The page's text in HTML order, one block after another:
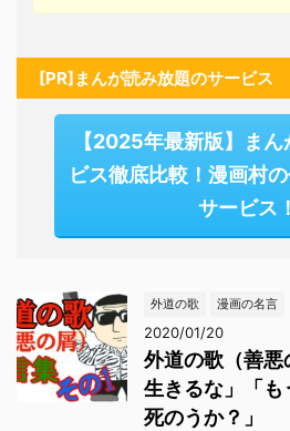
[PR]まんが読み放題のサービス
【2025年最新版】ま
ビス徹底比較！漫画村
サービス！
外道の歌 漫画の名言
2020/01/20
外道の歌（善
生きるな」「も
死のうか？」